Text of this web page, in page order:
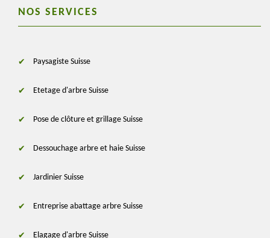
NOS SERVICES
Paysagiste Suisse
Etetage d'arbre Suisse
Pose de clôture et grillage Suisse
Dessouchage arbre et haie Suisse
Jardinier Suisse
Entreprise abattage arbre Suisse
Elagage d'arbre Suisse